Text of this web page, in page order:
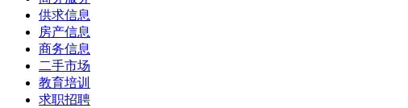
供求信息
房产信息
商务信息
二手市场
教育培训
求职招聘